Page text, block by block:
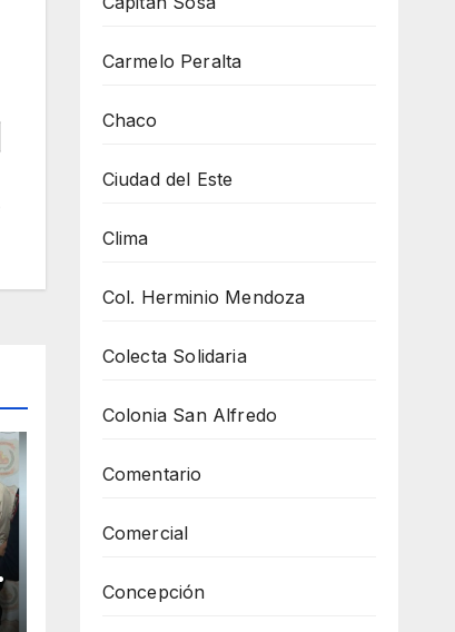
Carmelo Peralta
Chaco
Ciudad del Este
Clima
Col. Herminio Mendoza
Colecta Solidaria
Colonia San Alfredo
Comentario
Comercial
Concepción